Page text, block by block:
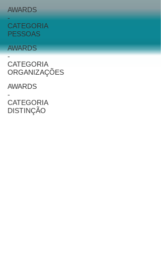
AWARDS
-
CATEGORIA
PESSOAS
AWARDS
-
CATEGORIA
ORGANIZAÇÕES
AWARDS
-
CATEGORIA
DISTINÇÃO